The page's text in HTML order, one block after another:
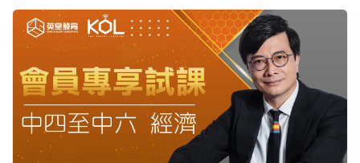
主
題
補
習
課
我
的
課
程
我
的